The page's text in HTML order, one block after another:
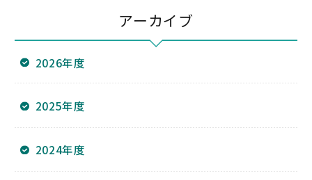
アーカイブ
2026年度
2025年度
2024年度